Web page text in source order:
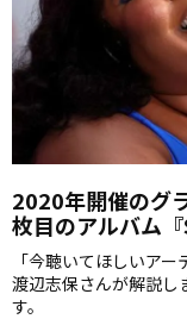
2020年開催のグ
枚目のアルバム
「今聴いてほしいア
渡辺志保さんが解説し
す。